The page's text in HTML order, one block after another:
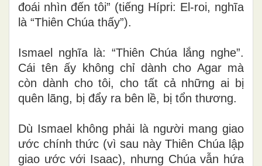
đoái nhìn đến tôi” (tiếng Hípri: El-roi, nghĩa
là “Thiên Chúa thấy”).
Ismael nghĩa là: “Thiên Chúa lắng nghe”.
Cái tên ấy không chỉ dành cho Agar mà
còn dành cho tôi, cho tất cả những ai bị
quên lãng, bị đẩy ra bên lề, bị tổn thương.
Dù Ismael không phải là người mang giao
ước chính thức (vì sau này Thiên Chúa lập
giao ước với Isaac), nhưng Chúa vẫn hứa